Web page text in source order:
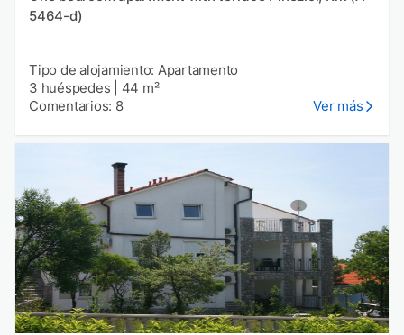
5464-d)
Tipo de alojamiento: Apartamento
3 huéspedes
44 m²
Comentarios: 8
Ver más